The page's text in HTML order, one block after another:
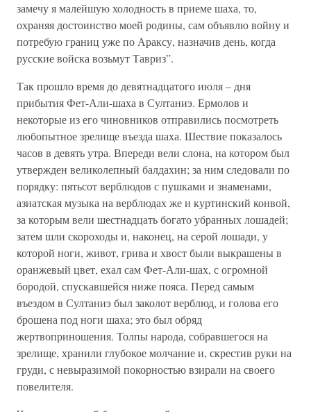
замечу я малейшую холодность в приеме шаха, то,
охраняя достоинство моей родины, сам объявлю войну и
потребую границ уже по Араксу, назначив день, когда
русские войска возьмут Тавриз”.
Так прошло время до девятнадцатого июля – дня
прибытия Фет-Али-шаха в Султаниэ. Ермолов и
некоторые из его чиновников отправились посмотреть
любопытное зрелище въезда шаха. Шествие показалось
часов в девять утра. Впереди вели слона, на котором был
утвержден великолепный балдахин; за ним следовали по
порядку: пятьсот верблюдов с пушками и знаменами,
азиатская музыка на верблюдах же и куртинский конвой,
за которым вели шестнадцать богато убранных лошадей;
затем шли скороходы и, наконец, на серой лошади, у
которой ноги, живот, грива и хвост были выкрашены в
оранжевый цвет, ехал сам Фет-Али-шах, с огромной
бородой, спускавшейся ниже пояса. Перед самым
въездом в Султаниэ был заколот верблюд, и голова его
брошена под ноги шаха; это был обряд
жертвоприношения. Толпы народа, собравшегося на
зрелище, хранили глубокое молчание и, скрестив руки на
груди, с невыразимой покорностью взирали на своего
повелителя.